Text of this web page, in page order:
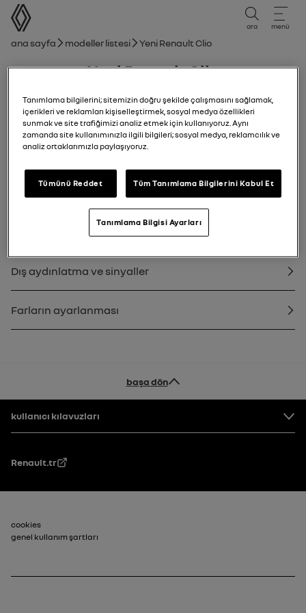
kullanıcı kılavuzu
ara menü
Gezinti çubuğu
Ana sayfa Modeller listesi Yeni Renault Clio
Yeni Renault Clio
15/09/2025için11/01/2026
Keşfet El Kitabı Uyarı ışıkları
Yeni Renault Clio
Otomobilinizle tanışınız
Aydınlatma ve sinyaller
Dış aydınlatma ve sinyaller
Farların ayarlanması
başa dön
Altbilgi
kullanıcı kılavuzları
Renault.tr
Alt Bilgi_2
cookies
genel kullanım şartları
Tanımlama bilgilerini; sitemizin doğru şekilde çalışmasını sağlamak,
içerikleri ve reklamları kişiselleştirmek, sosyal medya özellikleri
sunmak ve site trafiğimizi analiz etmek için kullanıyoruz. Aynı
zamanda site kullanımınızla ilgili bilgileri; sosyal medya, reklamcılık ve
analiz ortaklarımızla paylaşıyoruz.
Tümünü Reddet Tüm Tanımlama Bilgilerini Kabul Et
Tanımlama Bilgisi Ayarları